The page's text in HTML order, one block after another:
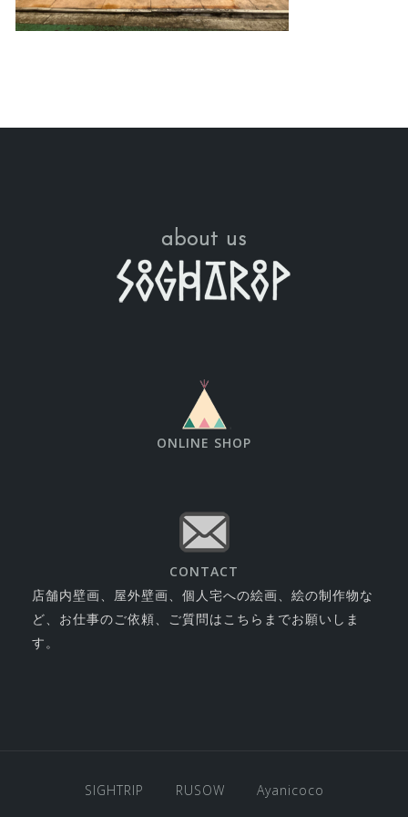
about us
ONLINE SHOP
CONTACT
店舗内壁画、屋外壁画、個人宅への絵画、絵の制作物な
ど、お仕事のご依頼、ご質問はこちらまでお願いしま
す。
SIGHTRIP RUSOW Ayanicoco